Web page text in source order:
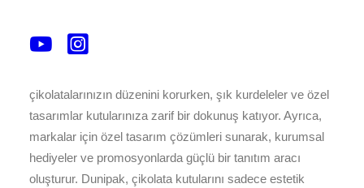
özel fantezi kağıtlar, varak yaldız baskılar ve
kişiselleştirilebilir iç tasarımlar ile çikolatalarınızı
çikolatalarınızın düzenini korurken, şık kurdeleler ve özel
tasarımlar kutularınıza zarif bir dokunuş katıyor. Ayrıca,
markalar için özel tasarım çözümleri sunarak, kurumsal
hediyeler ve promosyonlarda güçlü bir tanıtım aracı
oluşturur. Dunipak, çikolata kutularını sadece estetik